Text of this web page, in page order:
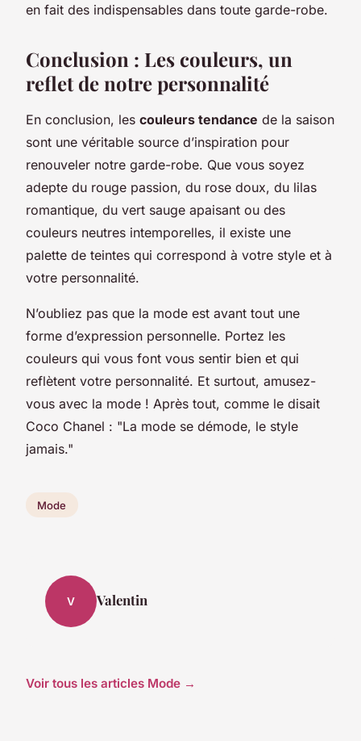
en fait des indispensables dans toute garde-robe.
Conclusion : Les couleurs, un
reflet de notre personnalité
En conclusion, les couleurs tendance de la saison
sont une véritable source d’inspiration pour
renouveler notre garde-robe. Que vous soyez
adepte du rouge passion, du rose doux, du lilas
romantique, du vert sauge apaisant ou des
couleurs neutres intemporelles, il existe une
palette de teintes qui correspond à votre style et à
votre personnalité.
N’oubliez pas que la mode est avant tout une
forme d’expression personnelle. Portez les
couleurs qui vous font vous sentir bien et qui
reflètent votre personnalité. Et surtout, amusez-
vous avec la mode ! Après tout, comme le disait
Coco Chanel : "La mode se démode, le style
jamais."
Mode
V Valentin
Voir tous les articles Mode →